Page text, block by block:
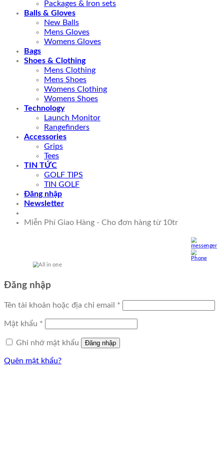
Packages & Iron sets
Balls & Gloves
New Balls
Mens Gloves
Womens Gloves
Bags
Shoes & Clothing
Mens Clothing
Mens Shoes
Womens Clothing
Womens Shoes
Technology
Launch Monitor
Rangefinders
Accessories
Grips
Tees
TIN TỨC
GOLF TIPS
TIN GOLF
Đăng nhập
Newsletter
Miễn Phí Giao Hàng - Cho đơn hàng từ 10tr
Đăng nhập
Tên tài khoản hoặc địa chỉ email *
Mật khẩu *
Ghi nhớ mật khẩu Đăng nhập
Quên mật khẩu?